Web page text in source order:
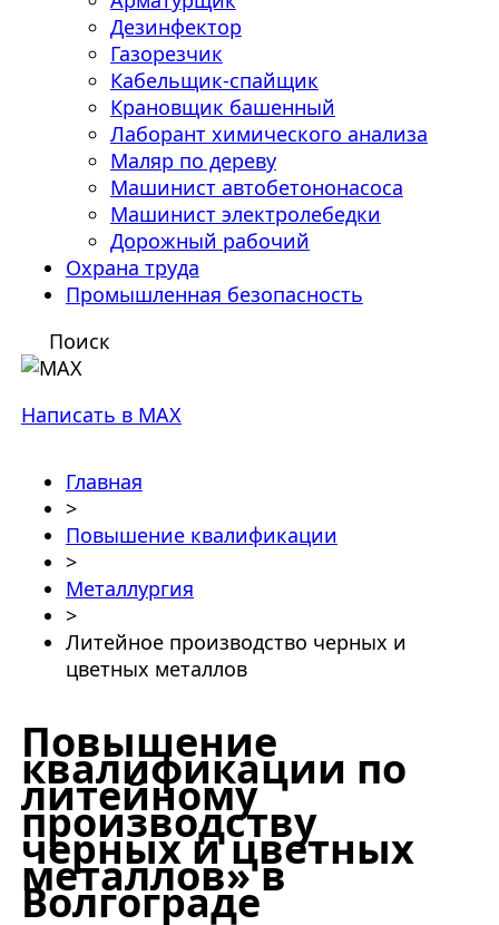
Дезинфектор
Газорезчик
Кабельщик-спайщик
Крановщик башенный
Лаборант химического анализа
Маляр по дереву
Машинист автобетононасоса
Машинист электролебедки
Дорожный рабочий
Охрана труда
Промышленная безопасность
Поиск
Написать в MAX
Главная
>
Повышение квалификации
>
Металлургия
>
Литейное производство черных и
цветных металлов
Повышение
квалификации по
литейному
производству
черных и цветных
металлов» в
Волгограде